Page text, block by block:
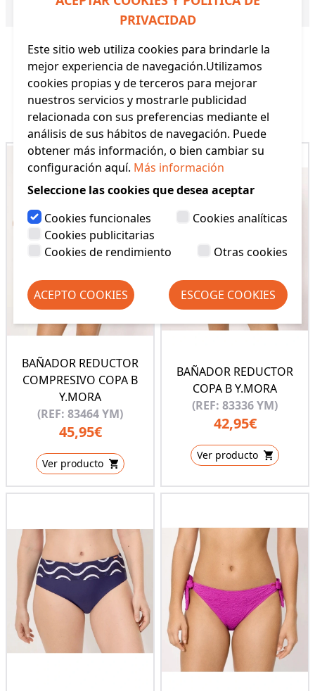
Referencia:83295 YM
Productos Relacionados
BAÑADOR REDUCTOR
COMPRESIVO COPA B
Y.MORA
(REF: 83464 YM)
45,95€
Ver producto
BAÑADOR REDUCTOR
COPA B Y.MORA
(REF: 83336 YM)
42,95€
Ver producto
PRIVACIDAD
Este sitio web utiliza cookies para brindarle la
mejor experiencia de navegación.Utilizamos
cookies propias y de terceros para mejorar
nuestros servicios y mostrarle publicidad
relacionada con sus preferencias mediante el
análisis de sus hábitos de navegación. Puede
obtener más información, o bien cambiar su
configuración aquí. Más información
Seleccione las cookies que desea aceptar
Cookies funcionales
Cookies analíticas
Cookies publicitarias
Cookies de rendimiento
Otras cookies
ACEPTO COOKIES ESCOGE COOKIES